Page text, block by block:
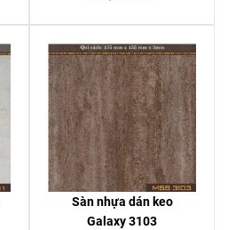
Sàn nhựa dán keo
Galaxy 3103